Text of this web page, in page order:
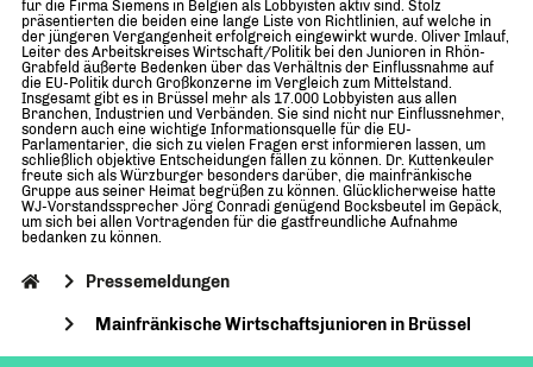
für die Firma Siemens in Belgien als Lobbyisten aktiv sind. Stolz
präsentierten die beiden eine lange Liste von Richtlinien, auf welche in
der jüngeren Vergangenheit erfolgreich eingewirkt wurde. Oliver Imlauf,
Leiter des Arbeitskreises Wirtschaft/Politik bei den Junioren in Rhön-
Grabfeld äußerte Bedenken über das Verhältnis der Einflussnahme auf
die EU-Politik durch Großkonzerne im Vergleich zum Mittelstand.
Insgesamt gibt es in Brüssel mehr als 17.000 Lobbyisten aus allen
Branchen, Industrien und Verbänden. Sie sind nicht nur Einflussnehmer,
sondern auch eine wichtige Informationsquelle für die EU-
Parlamentarier, die sich zu vielen Fragen erst informieren lassen, um
schließlich objektive Entscheidungen fällen zu können. Dr. Kuttenkeuler
freute sich als Würzburger besonders darüber, die mainfränkische
Gruppe aus seiner Heimat begrüßen zu können. Glücklicherweise hatte
WJ-Vorstandssprecher Jörg Conradi genügend Bocksbeutel im Gepäck,
um sich bei allen Vortragenden für die gastfreundliche Aufnahme
bedanken zu können.
Pressemeldungen
Mainfränkische Wirtschaftsjunioren in Brüssel